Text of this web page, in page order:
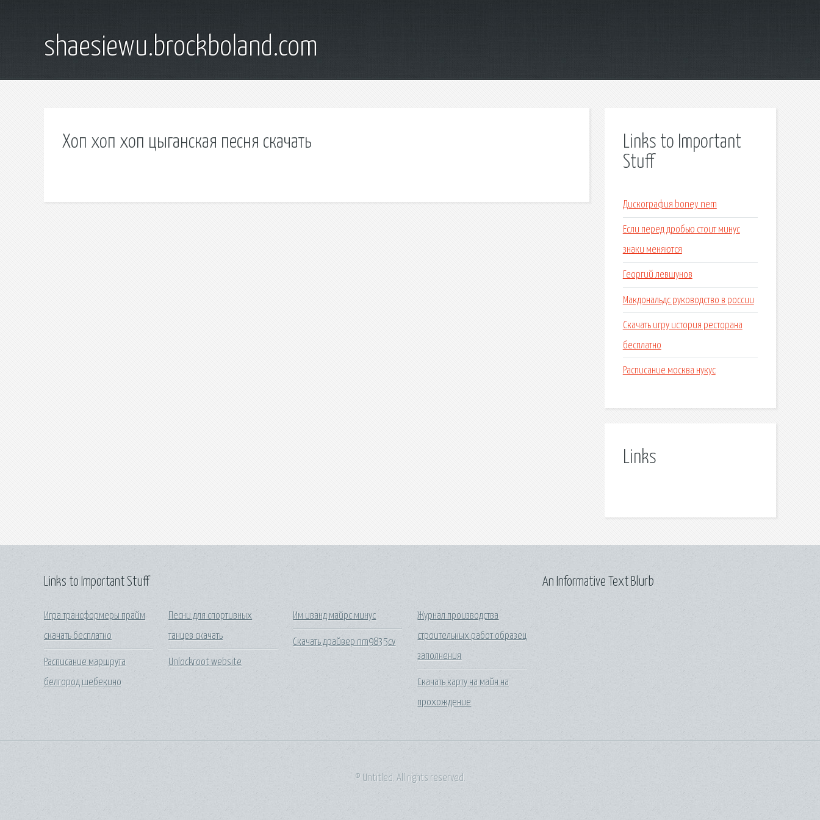
shaesiewu.brockboland.com
Хоп хоп хоп цыганская песня скачать
Links to Important
Stuff
Дискография boney nem
Если перед дробью стоит минус
знаки меняются
Георгий левшунов
Макдональдс руководство в россии
Скачать игру история ресторана
бесплатно
Расписание москва нукус
Links
Links to Important Stuff
Игра трансформеры прайм
скачать бесплатно
Расписание маршрута
белгород шебекино
Песни для спортивных
танцев скачать
Unlockroot website
Им иванд майрс минус
Скачать драйвер nm9835cv
Журнал производства
строительных работ образец
заполнения
Скачать карту на майн на
прохождение
An Informative Text Blurb
© Untitled. All rights reserved.